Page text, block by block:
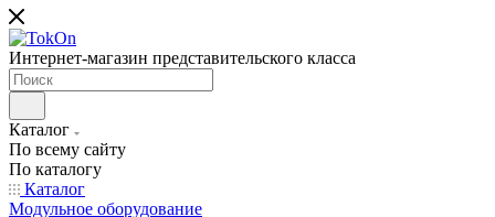
Интернет-магазин представительского класса
Каталог
По всему сайту
По каталогу
Каталог
Модульное оборудование